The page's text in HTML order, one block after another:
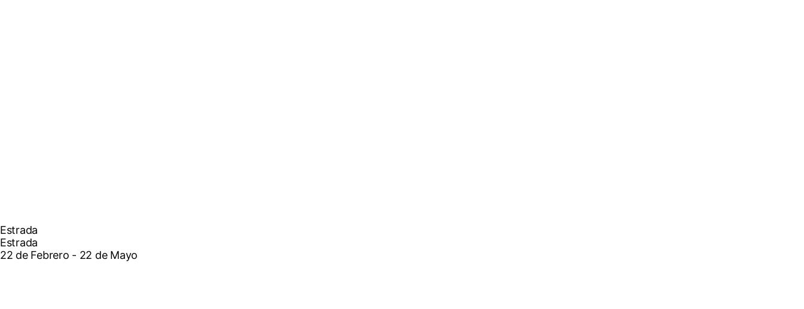
Estrada
Estrada
22 de Febrero - 22 de Mayo